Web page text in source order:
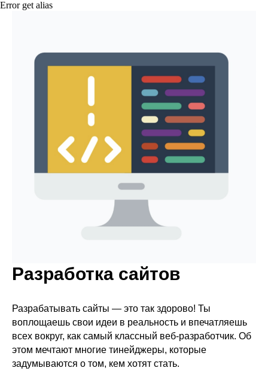
Error get alias
Разработка сайтов
Разрабатывать сайты — это так здорово! Ты
воплощаешь свои идеи в реальность и впечатляешь
всех вокруг, как самый классный веб-разработчик. Об
этом мечтают многие тинейджеры, которые
задумываются о том, кем хотят стать.